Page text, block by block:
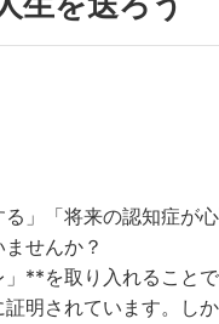
る」「将来の認知症が
せんか？
**を取り入れること
明されています。し